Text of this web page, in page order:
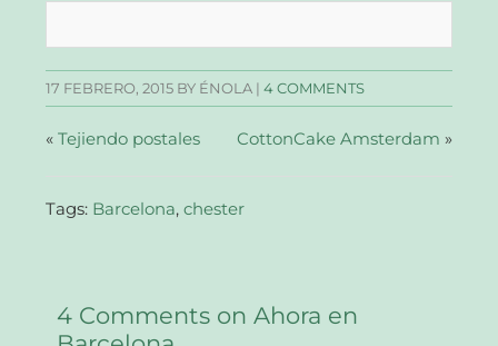
en
abre
una
ventana
nueva)
en
abre
una
ventana
nueva)
en
abre
una
ventana
nueva)
un
correo
a
un
amigo
abre
17 FEBRERO, 2015 BY ÉNOLA |4 COMMENTS
«Tejiendo postales CottonCake Amsterdam »
Tags: Barcelona,chester
4 Comments on Ahora en